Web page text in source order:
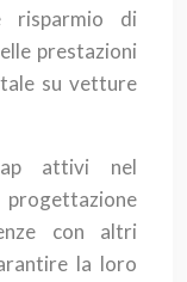
risparmio di
prestazioni
su vetture
attivi nel
con altri
la loro